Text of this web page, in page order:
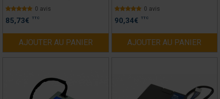
0 avis
85,73€ TTC
AJOUTER AU PANIER
0 avis
90,34€ TTC
AJOUTER AU PANIER